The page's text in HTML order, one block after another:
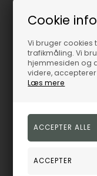
Cookie
Vi bruger cookies
trafikmåling. Vi
hjemmesiden og
videre,
Læs mere
3.540,00 DKK
Vejl. udsalgspris
Fjernlager 1-5